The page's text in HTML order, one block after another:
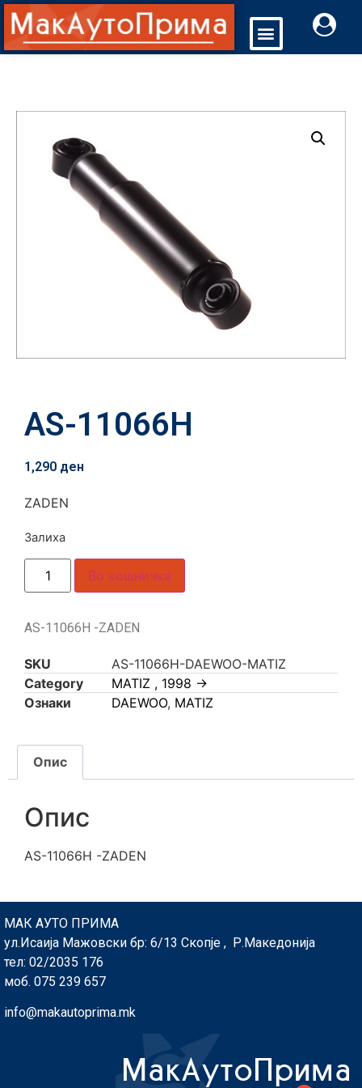
AS-11066H
1,290 ден
ZADEN
Залиха
Во кошничка
AS-11066H -ZADEN
SKU
AS-11066H-DAEWOO-MATIZ
Category
MATIZ , 1998 ->
Ознаки
DAEWOO, MATIZ
Опис
Опис
AS-11066H -ZADEN
МАК АУТО ПРИМА
ул.Исаија Мажовски бр: 6/13 Скопје , Р.Македонија
тел: 02/2035 176
моб. 075 239 657
info@makautoprima.mk